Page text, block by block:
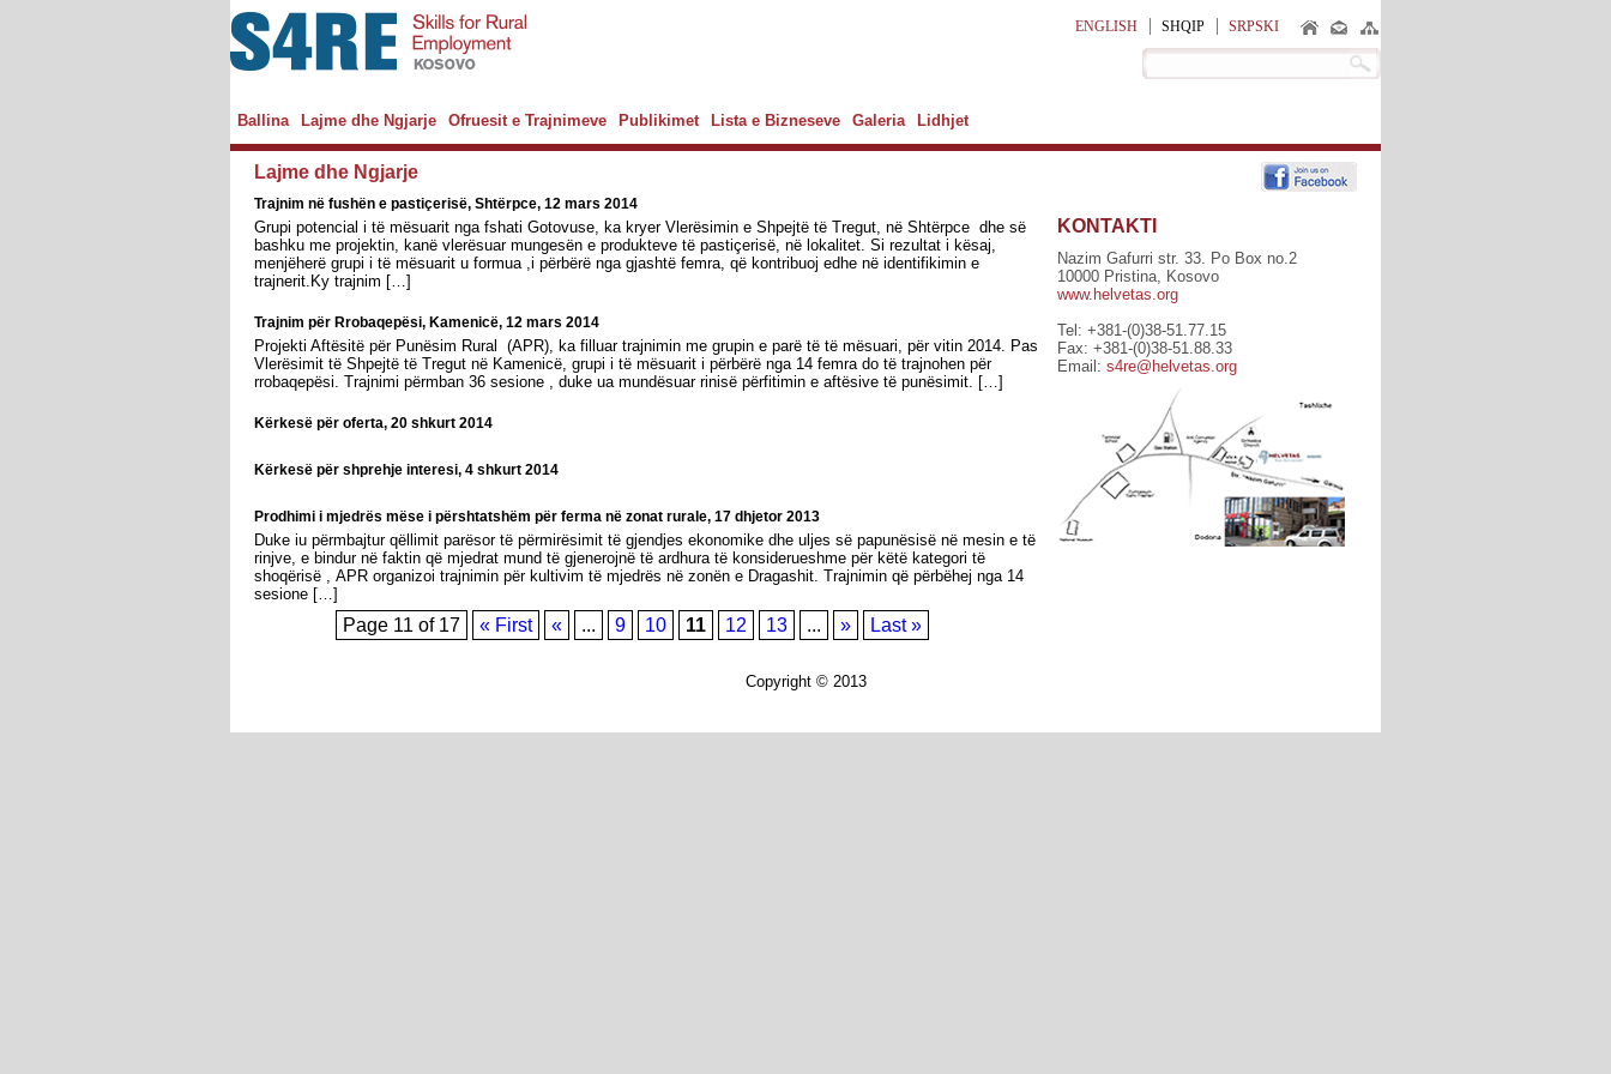
ENGLISH SHQIP SRPSKI
Ballina Lajme dhe Ngjarje Ofruesit e Trajnimeve Publikimet Lista e Bizneseve Galeria Lidhjet
Lajme dhe Ngjarje
Trajnim në fushën e pastiçerisë, Shtërpce, 12 mars 2014
Grupi potencial i të mësuarit nga fshati Gotovuse, ka kryer Vlerësimin e Shpejtë të Tregut, në Shtërpce dhe së
bashku me projektin, kanë vlerësuar mungesën e produkteve të pastiçerisë, në lokalitet. Si rezultat i kësaj,
menjëherë grupi i të mësuarit u formua ,i përbërë nga gjashtë femra, që kontribuoj edhe në identifikimin e
trajnerit.Ky trajnim […]
Trajnim për Rrobaqepësi, Kamenicë, 12 mars 2014
Projekti Aftësitë për Punësim Rural (APR), ka filluar trajnimin me grupin e parë të të mësuari, për vitin 2014. Pas
Vlerësimit të Shpejtë të Tregut në Kamenicë, grupi i të mësuarit i përbërë nga 14 femra do të trajnohen për
rrobaqepësi. Trajnimi përmban 36 sesione , duke ua mundësuar rinisë përfitimin e aftësive të punësimit. […]
Kërkesë për oferta, 20 shkurt 2014
Kërkesë për shprehje interesi, 4 shkurt 2014
Prodhimi i mjedrës mёse i pёrshtatshёm për ferma nё zonat rurale, 17 dhjetor 2013
Duke iu përmbajtur qëllimit parësor të pёrmirёsimit të gjendjes ekonomike dhe uljes së papunёsisё nё mesin e të
rinjve, e bindur nё faktin që mjedrat mund të gjenerojnë të ardhura të konsiderueshme për kёtё kategori të
shoqёrisё , APR organizoi trajnimin për kultivim të mjedrës nё zonën e Dragashit. Trajnimin që pёrbёhej nga 14
sesione […]
Page 11 of 17 « First « ... 9 10 11 12 13 ... » Last »
KONTAKTI
Nazim Gafurri str. 33. Po Box no.2
10000 Pristina, Kosovo
www.helvetas.org
Tel: +381-(0)38-51.77.15
Fax: +381-(0)38-51.88.33
Email: s4re@helvetas.org
Copyright © 2013